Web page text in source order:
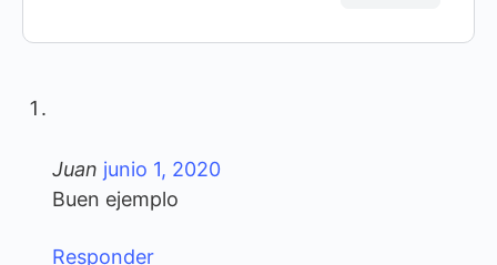
Juan junio 1, 2020
Buen ejemplo
Responder